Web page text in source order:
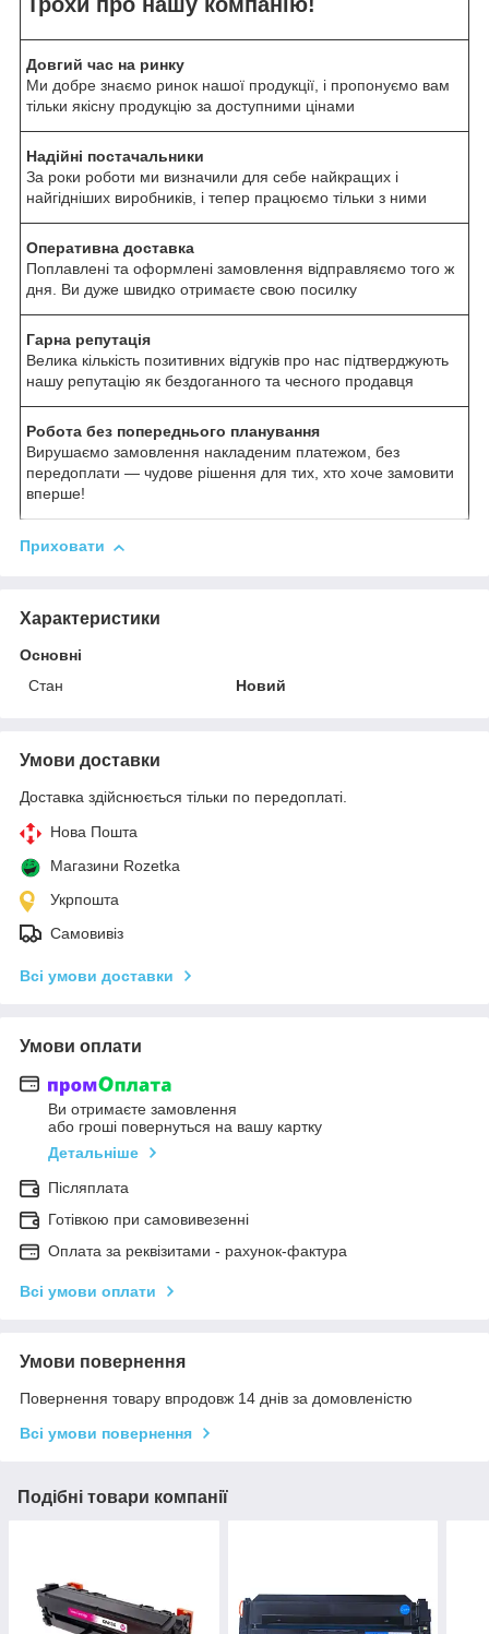
Трохи про нашу компанію!
Довгий час на ринку
Ми добре знаємо ринок нашої продукції, і пропонуємо вам
тільки якісну продукцію за доступними цінами
Надійні постачальники
За роки роботи ми визначили для себе найкращих і
найгідніших виробників, і тепер працюємо тільки з ними
Оперативна доставка
Поплавлені та оформлені замовлення відправляємо того ж
дня. Ви дуже швидко отримаєте свою посилку
Гарна репутація
Велика кількість позитивних відгуків про нас підтверджують
нашу репутацію як бездоганного та чесного продавця
Робота без попереднього планування
Вирушаємо замовлення накладеним платежом, без
передоплати — чудове рішення для тих, хто хоче замовити
вперше!
Приховати
Характеристики
Основні
Стан
Новий
Умови доставки
Доставка здійснюється тільки по передоплаті.
Нова Пошта
Магазини Rozetka
Укрпошта
Самовивіз
Всі умови доставки
Умови оплати
Ви отримаєте замовлення
або гроші повернуться на вашу картку
Детальніше
Післяплата
Готівкою при самовивезенні
Оплата за реквізитами - рахунок-фактура
Всі умови оплати
Умови повернення
Повернення товару впродовж 14 днів за домовленістю
Всі умови повернення
Подібні товари компанії